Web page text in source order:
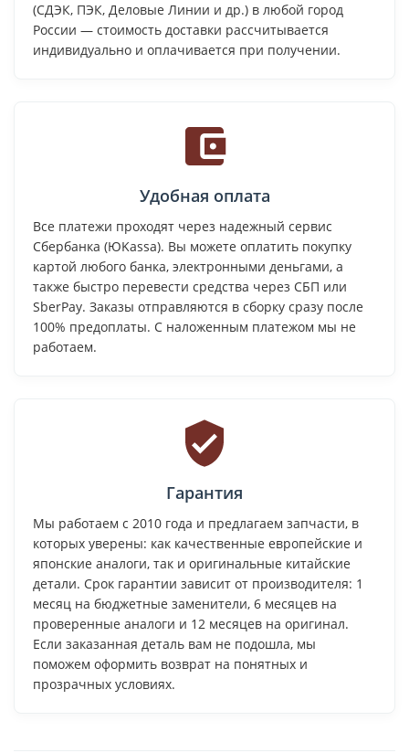
(СДЭК, ПЭК, Деловые Линии и др.) в любой город
России — стоимость доставки рассчитывается
индивидуально и оплачивается при получении.
Удобная оплата
Все платежи проходят через надежный сервис
Сбербанка (ЮKassa). Вы можете оплатить покупку
картой любого банка, электронными деньгами, а
также быстро перевести средства через СБП или
SberPay. Заказы отправляются в сборку сразу после
100% предоплаты. С наложенным платежом мы не
работаем.
Гарантия
Мы работаем с 2010 года и предлагаем запчасти, в
которых уверены: как качественные европейские и
японские аналоги, так и оригинальные китайские
детали. Срок гарантии зависит от производителя: 1
месяц на бюджетные заменители, 6 месяцев на
проверенные аналоги и 12 месяцев на оригинал.
Если заказанная деталь вам не подошла, мы
поможем оформить возврат на понятных и
прозрачных условиях.